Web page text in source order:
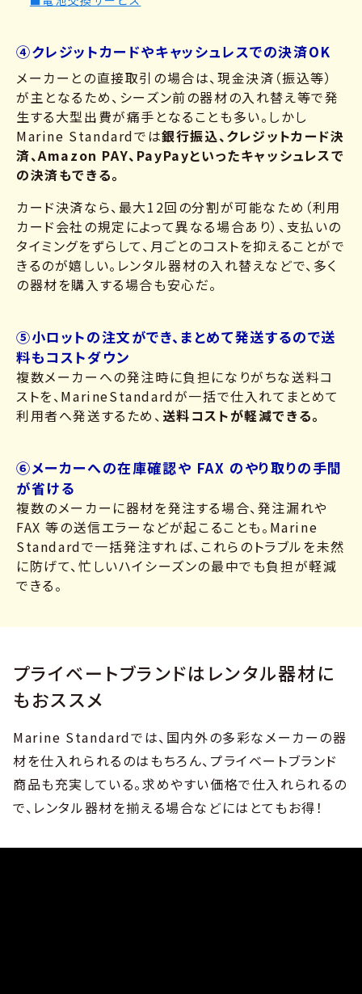
④クレジットカードやキャッシュレスでの決済OK
メーカーとの直接取引の場合は、現金決済（振込等）
が主となるため、シーズン前の器材の入れ替え等で発
生する大型出費が痛手となることも多い。しかし
Marine Standardでは銀行振込、クレジットカード決
済、Amazon PAY、PayPayといったキャッシュレスで
の決済もできる。
カード決済なら、最大12回の分割が可能なため（利用
カード会社の規定によって異なる場合あり）、支払いの
タイミングをずらして、月ごとのコストを抑えることがで
きるのが嬉しい。レンタル器材の入れ替えなどで、多く
の器材を購入する場合も安心だ。
⑤小ロットの注文ができ、まとめて発送するので送
料もコストダウン
複数メーカーへの発注時に負担になりがちな送料コ
ストを、MarineStandardが一括で仕入れてまとめて
利用者へ発送するため、 送料コストが軽減できる。
⑥メーカーへの在庫確認や FAX のやり取りの手間
が省ける
複数のメーカーに器材を発注する場合、発注漏れや
FAX 等の送信エラーなどが起こることも。Marine
Standardで一括発注すれば、これらのトラブルを未然
に防げて、忙しいハイシーズンの最中でも負担が軽減
できる。
プライベートブランドはレンタル器材に
もおススメ
Marine Standardでは、国内外の多彩なメーカーの器
材を仕入れられるのはもちろん、プライベートブランド
商品も充実している。求めやすい価格で仕入れられるの
で、レンタル器材を揃える場合などにはとてもお得！